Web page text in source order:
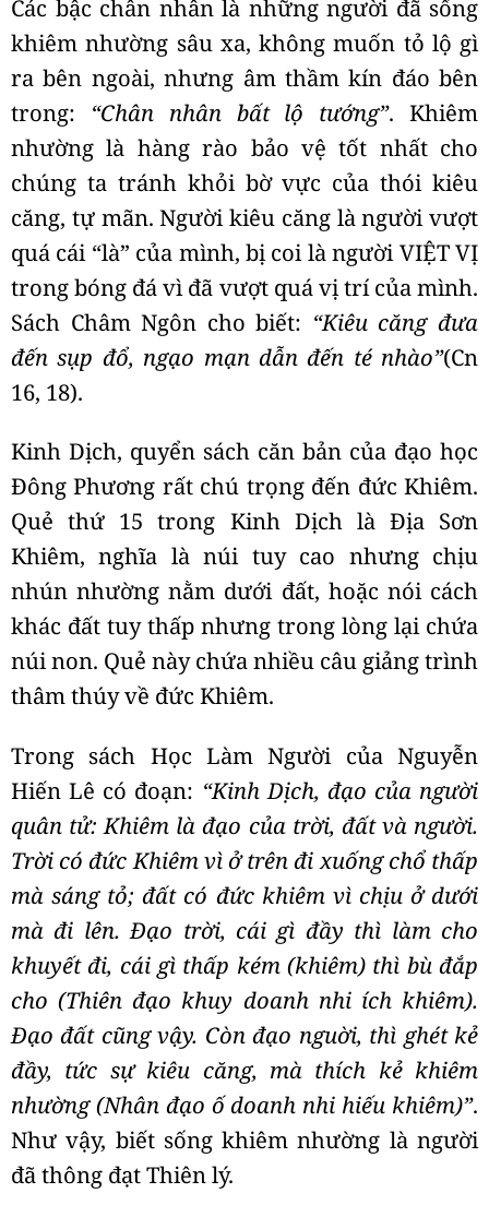
Các bậc chân nhân là những người đã sống
khiêm nhường sâu xa, không muốn tỏ lộ gì
ra bên ngoài, nhưng âm thầm kín đáo bên
trong: “Chân nhân bất lộ tướng”. Khiêm
nhường là hàng rào bảo vệ tốt nhất cho
chúng ta tránh khỏi bờ vực của thói kiêu
căng, tự mãn. Người kiêu căng là người vượt
quá cái “là” của mình, bị coi là người VIỆT VỊ
trong bóng đá vì đã vượt quá vị trí của mình.
Sách Châm Ngôn cho biết: “Kiêu căng đưa
đến sụp đổ, ngạo mạn dẫn đến té nhào”(Cn
16, 18).
Kinh Dịch, quyển sách căn bản của đạo học
Đông Phương rất chú trọng đến đức Khiêm.
Quẻ thứ 15 trong Kinh Dịch là Địa Sơn
Khiêm, nghĩa là núi tuy cao nhưng chịu
nhún nhường nằm dưới đất, hoặc nói cách
khác đất tuy thấp nhưng trong lòng lại chứa
núi non. Quẻ này chứa nhiều câu giảng trình
thâm thúy về đức Khiêm.
Trong sách Học Làm Người của Nguyễn
Hiến Lê có đoạn: “Kinh Dịch, đạo của người
quân tử: Khiêm là đạo của trời, đất và người.
Trời có đức Khiêm vì ở trên đi xuống chổ thấp
mà sáng tỏ; đất có đức khiêm vì chịu ở dưới
mà đi lên. Đạo trời, cái gì đầy thì làm cho
khuyết đi, cái gì thấp kém (khiêm) thì bù đắp
cho (Thiên đạo khuy doanh nhi ích khiêm).
Đạo đất cũng vậy. Còn đạo nguời, thì ghét kẻ
đầy, tức sự kiêu căng, mà thích kẻ khiêm
nhường (Nhân đạo ố doanh nhi hiếu khiêm)”.
Như vậy, biết sống khiêm nhường là người
đã thông đạt Thiên lý.